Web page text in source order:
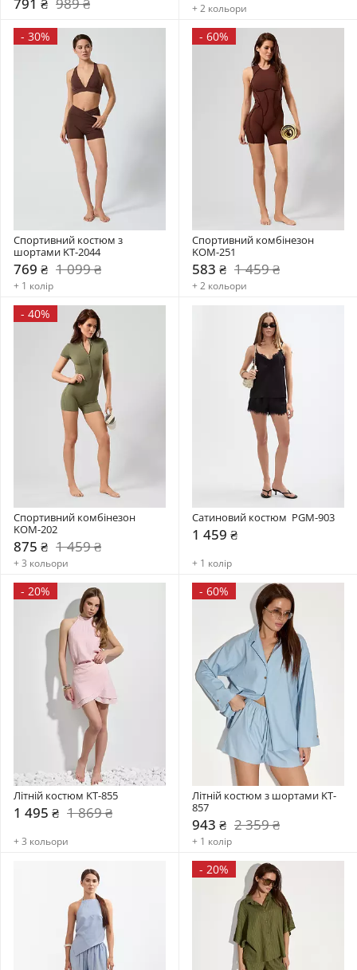
+ 2 кольори
- 30%
Спортивний костюм з
шортами KT-2044
769 ₴ 1 099 ₴
+ 1 колір
- 60%
Спортивний комбінезон
KOM-251
583 ₴ 1 459 ₴
+ 2 кольори
- 40%
Спортивний комбінезон
KOM-202
875 ₴ 1 459 ₴
+ 3 кольори
Сатиновий костюм  PGM-903
1 459 ₴
+ 1 колір
- 20%
Літній костюм KT-855
1 495 ₴ 1 869 ₴
+ 3 кольори
- 60%
Літній костюм з шортами KT-
857
943 ₴ 2 359 ₴
+ 1 колір
- 20%